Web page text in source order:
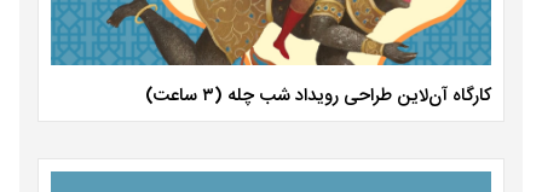
کارگاه آن‌لاین طراحی رویداد شب چله (۳ ساعت)